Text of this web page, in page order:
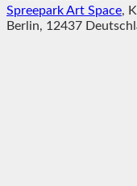
Spreepark Art Space,
Berlin, 12437